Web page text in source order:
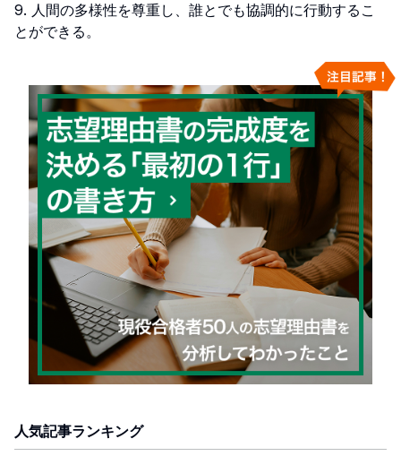
9. 人間の多様性を尊重し、誰とでも協調的に行動するこ
とができる。
人気記事ランキング